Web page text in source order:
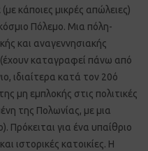
κάποιες μικρές απώλειες)
Πόλεμο. Μια πόλη-
και αναγεννησιακής
(έχουν καταγραφεί πάνω από
ιδιαίτερα κατά τον 20ό
μη εμπλοκής στις πολιτικές
της Πολωνίας, με μια
Πρόκειται για ένα υπαίθριο
ιστορικές κατοικίες. Η